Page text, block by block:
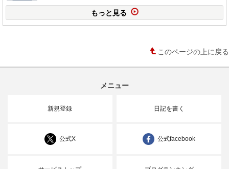
もっと見る
このページの上に戻る
メニュー
新規登録 日記を書く
公式X 公式facebook